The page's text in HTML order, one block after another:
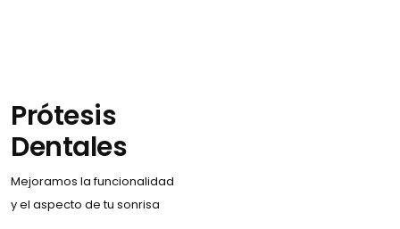
Prótesis
Dentales
Mejoramos la funcionalidad
y el aspecto de tu sonrisa